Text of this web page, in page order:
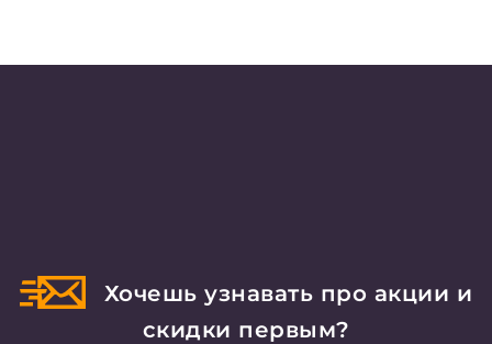
Хочешь узнавать про акции и
скидки первым?